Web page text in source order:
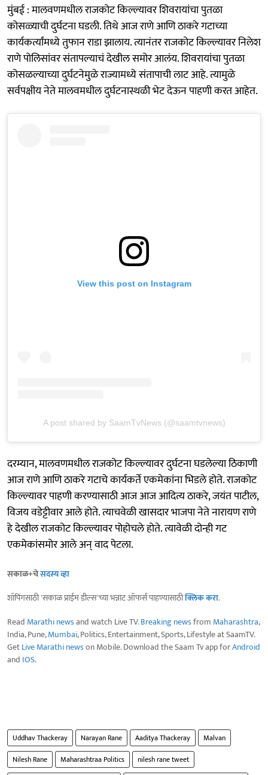
मुंबई : मालवणमधील राजकोट किल्ल्यावर शिवरायांचा पुतळा
कोसळ्याची दुर्घटना घडली. तिथे आज राणे आणि ठाकरे गटाच्या
कार्यकर्त्यांमध्ये तुफान राडा झालाय. त्यानंतर राजकोट किल्ल्यावर निलेश
राणे पोलिसांवर संतापल्याचं देखील समोर आलंय. शिवरायांचा पुतळा
कोसळल्याच्या दुर्घटनेमुळे राज्यामध्ये संतापाची लाट आहे. त्यामुळे
सर्वपक्षीय नेते मालवमधील दुर्घटनास्थळी भेट देऊन पाहणी करत आहेत.
View this post on Instagram
A post shared by SaamTvNews (@saamtvnews)
दरम्यान, मालवणमधील राजकोट किल्ल्यावर दुर्घटना घडलेल्या ठिकाणी
आज राणे आणि ठाकरे गटाचे कार्यकर्ते एकमेकांना भिडले होते. राजकोट
किल्ल्यावर पाहणी करण्यासाठी आज आज आदित्य ठाकरे, जयंत पाटील,
विजय वडेट्टीवार आले होते. त्याचवेळी खासदार भाजपा नेते नारायण राणे
हे देखील राजकोट किल्ल्यावर पोहोचले होते. त्यावेळी दोन्ही गट
एकमेकांसमोर आले अन् वाद पेटला.
सकाळ+चेसदस्य व्हा
शॉपिंगसाठी 'सकाळ प्राईम डील्स'च्या भन्नाट ऑफर्स पाहण्यासाठीक्लिक करा.
Read Marathi newsand watch Live TV.Breaking newsfrom Maharashtra,
India, Pune,Mumbai, Politics, Entertainment, Sports, Lifestyle at SaamTV.
GetLive Marathi newson Mobile. Download the Saam Tv app forAndroid
and IOS.
Uddhav Thackeray Narayan Rane Aaditya Thackeray
Malvan
Nilesh Rane
Maharashtraa Politics
nilesh rane tweet